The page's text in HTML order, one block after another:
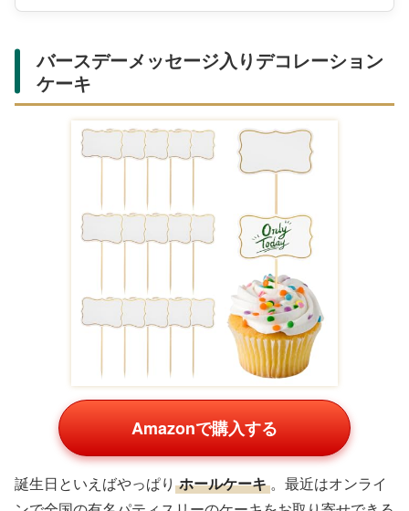
バースデーメッセージ入りデコレーション
ケーキ
Amazonで購入する
誕生日といえばやっぱり ホールケーキ 。最近はオンライ